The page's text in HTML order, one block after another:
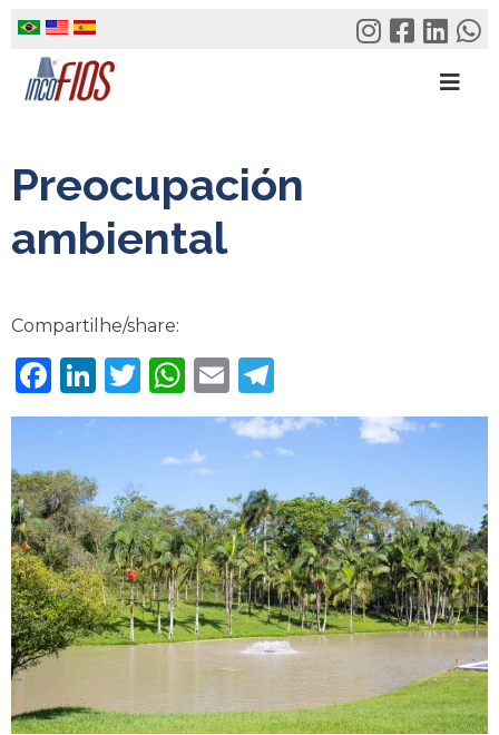
content
Preocupación
ambiental
Compartilhe/share:
Facebook
LinkedIn
Twitter
WhatsApp
Email